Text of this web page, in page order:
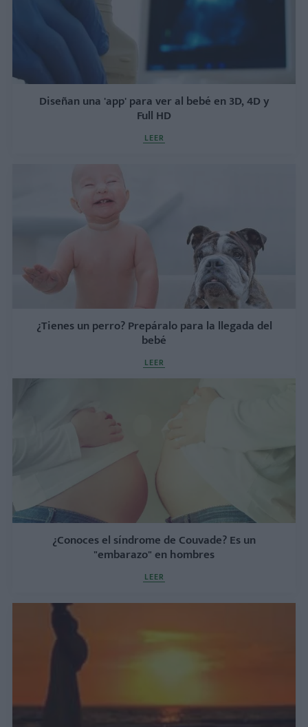
Diseñan una 'app' para ver al bebé en 3D, 4D y
Full HD
LEER
¿Tienes un perro? Prepáralo para la llegada del
bebé
LEER
¿Conoces el síndrome de Couvade? Es un
"embarazo" en hombres
LEER